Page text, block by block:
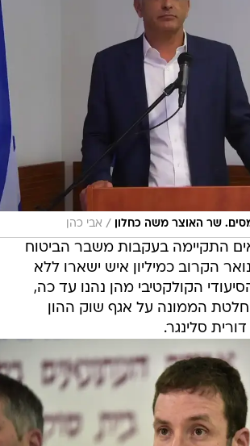
שר האוצר משה כחלון / אבי כהן
התקיימה בעקבות משבר הביטוח
הקרוב כמיליון איש ישארו ללא
הקולקטיבי מהן נהנו עד כה,
הממונה על אגף שוק ההון
סלינגר.